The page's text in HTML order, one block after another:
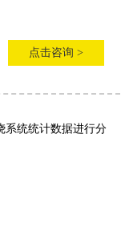
点击咨询 >
系统统计数据进行分